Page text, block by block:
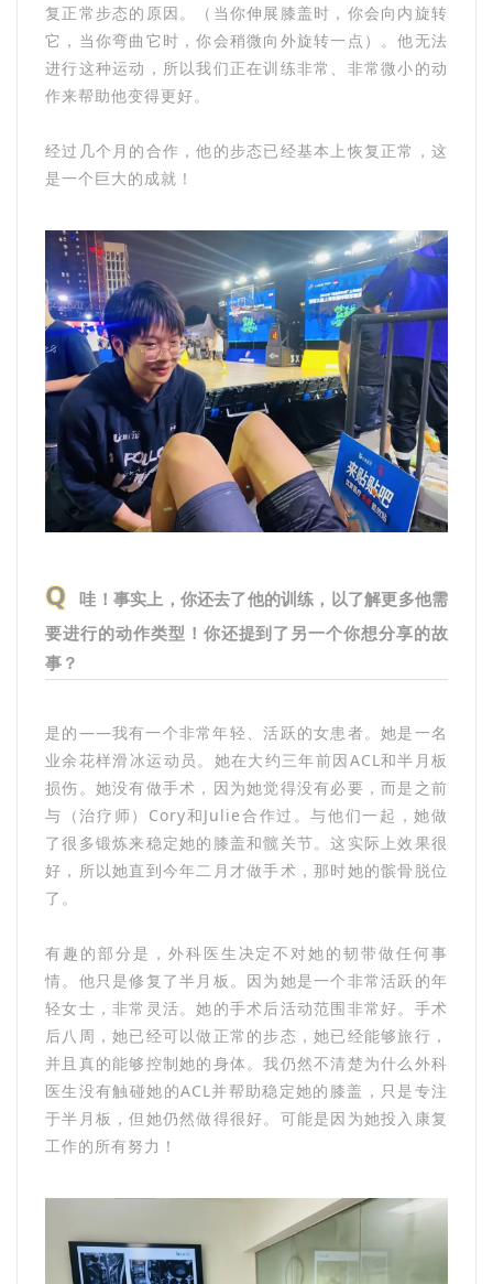
复正常步态的原因。（当你伸展膝盖时，你会向内旋转
它，当你弯曲它时，你会稍微向外旋转一点）。他无法
进行这种运动，所以我们正在训练非常、非常微小的动
作来帮助他变得更好。
经过几个月的合作，他的步态已经基本上恢复正常，这
是一个巨大的成就！
Q哇！事实上，你还去了他的训练，以了解更多他需
要进行的动作类型！你还提到了另一个你想分享的故
事？
是的——我有一个非常年轻、活跃的女患者。她是一名
业余花样滑冰运动员。她在大约三年前因ACL和半月板
损伤。她没有做手术，因为她觉得没有必要，而是之前
与（治疗师）Cory和Julie合作过。与他们一起，她做
了很多锻炼来稳定她的膝盖和髋关节。这实际上效果很
好，所以她直到今年二月才做手术，那时她的髌骨脱位
了。
有趣的部分是，外科医生决定不对她的韧带做任何事
情。他只是修复了半月板。因为她是一个非常活跃的年
轻女士，非常灵活。她的手术后活动范围非常好。手术
后八周，她已经可以做正常的步态，她已经能够旅行，
并且真的能够控制她的身体。我仍然不清楚为什么外科
医生没有触碰她的ACL并帮助稳定她的膝盖，只是专注
于半月板，但她仍然做得很好。可能是因为她投入康复
工作的所有努力！